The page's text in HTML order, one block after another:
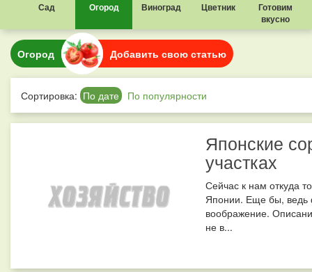
Сад Огород Виноград Цветник
Готовим
вкусно
Огород Добавить свою статью
Сортировка: По дате По популярности
Японские
участках
Сейчас к нам откуда
Японии. Еще бы, ведь
воображение.
не в...